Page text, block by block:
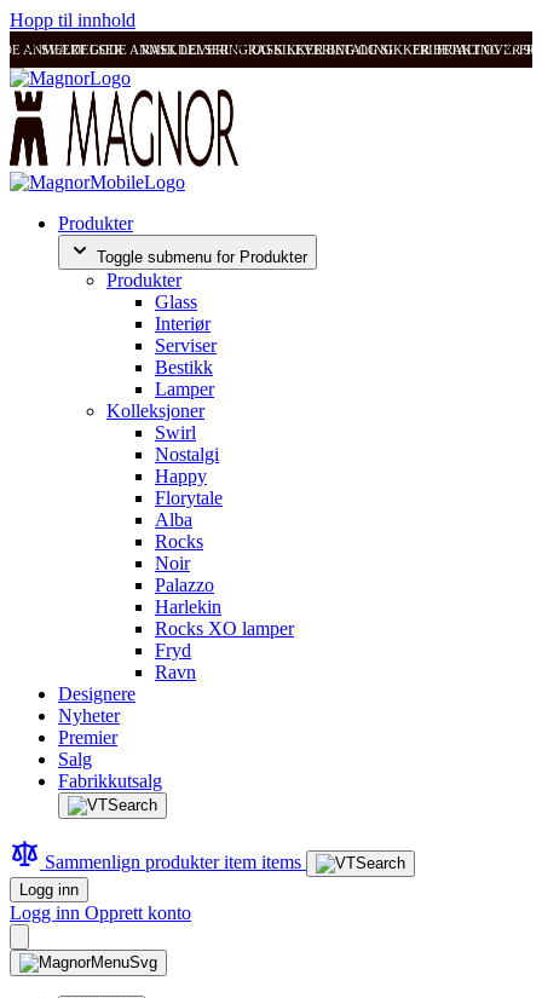
Hopp til innhold
ANMELDELSER RASK LEVERING OG SIKKER BETALING FRI FRAKT OVER
SVÆRT GODE ANMELDELSER RASK LEVERING OG SIKKER BETALING
Produkter
Toggle submenu for Produkter
Produkter
Glass
Interiør
Serviser
Bestikk
Lamper
Kolleksjoner
Swirl
Nostalgi
Happy
Florytale
Alba
Rocks
Noir
Palazzo
Harlekin
Rocks XO lamper
Fryd
Ravn
Designere
Nyheter
Premier
Salg
Fabrikkutsalg
Sammenlign produkteritem items
Logg inn
Logg inn Opprett konto